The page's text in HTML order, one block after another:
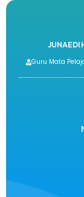
JUNAEDI
Guru Mata